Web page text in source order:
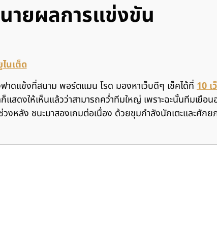
ายผลการแข่งขัน
นเต็ด
ดแข้งที่สนาม พอร์ตแมน โรด มองหาเว็บดีๆ เช็คได้ที่ 10 เ
แสดงให้เห็นแล้วว่าสามารถคว่ำทีมใหญ่ เพราะฉะนั้นทีมเยื
งหลัง ชนะมาสองเกมต่อเนื่อง ด้วยขุมกำลังนักเตะและศัก